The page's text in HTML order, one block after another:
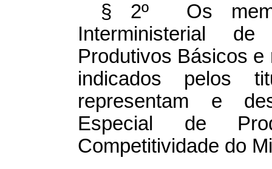
§ 2º Os
Interministerial
Produtivos Básicos
indicados pelos
representam e
Especial de
Competitividade do